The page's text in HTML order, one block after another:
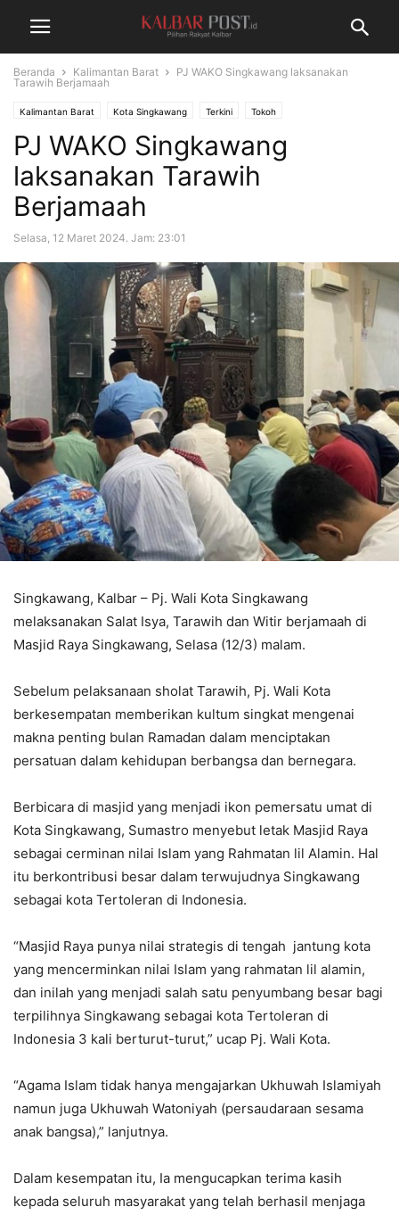
Beranda Kalimantan Barat
PJ WAKO Singkawang laksanakan
Tarawih Berjamaah
Kalimantan Barat Kota Singkawang Terkini Tokoh
PJ WAKO Singkawang
laksanakan Tarawih
Berjamaah
Selasa, 12 Maret 2024. Jam: 23:01
Singkawang, Kalbar – Pj. Wali Kota Singkawang
melaksanakan Salat Isya, Tarawih dan Witir berjamaah di
Masjid Raya Singkawang, Selasa (12/3) malam.
Sebelum pelaksanaan sholat Tarawih, Pj. Wali Kota
berkesempatan memberikan kultum singkat mengenai
makna penting bulan Ramadan dalam menciptakan
persatuan dalam kehidupan berbangsa dan bernegara.
Berbicara di masjid yang menjadi ikon pemersatu umat di
Kota Singkawang, Sumastro menyebut letak Masjid Raya
sebagai cerminan nilai Islam yang Rahmatan lil Alamin. Hal
itu berkontribusi besar dalam terwujudnya Singkawang
sebagai kota Tertoleran di Indonesia.
“Masjid Raya punya nilai strategis di tengah jantung kota
yang mencerminkan nilai Islam yang rahmatan lil alamin,
dan inilah yang menjadi salah satu penyumbang besar bagi
terpilihnya Singkawang sebagai kota Tertoleran di
Indonesia 3 kali berturut-turut,” ucap Pj. Wali Kota.
“Agama Islam tidak hanya mengajarkan Ukhuwah Islamiyah
namun juga Ukhuwah Watoniyah (persaudaraan sesama
anak bangsa),” lanjutnya.
Dalam kesempatan itu, Ia mengucapkan terima kasih
kepada seluruh masyarakat yang telah berhasil menjaga